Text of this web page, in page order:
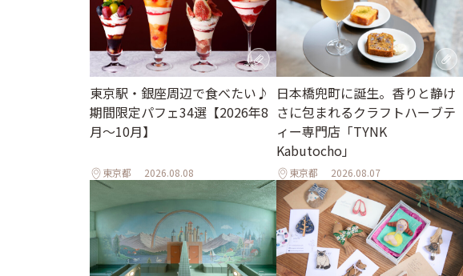
東京駅・銀座周辺で食べたい♪
期間限定パフェ34選【2026年8
月～10月】
東京都 2026.08.08
日本橋兜町に誕生。香りと静け
さに包まれるクラフトハーブテ
ィー専門店「TYNK
Kabutocho」
東京都 2026.08.07